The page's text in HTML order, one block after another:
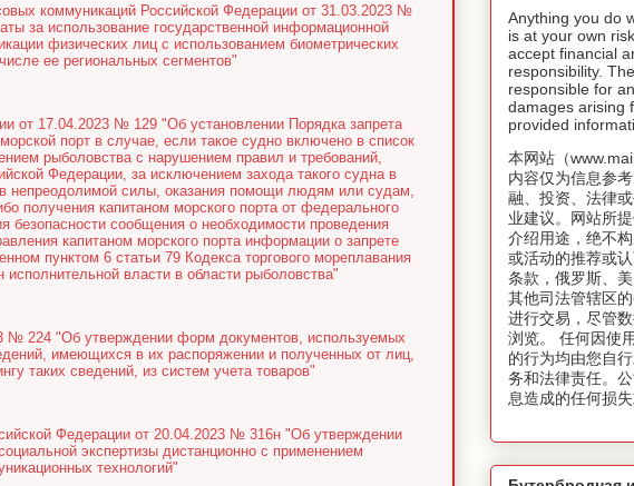
коммуникаций Российской Федерации от 31.03.2023 №
за использование государственной информационной
физических лиц с использованием биометрических
ее региональных сегментов"
от 17.04.2023 № 129 "Об установлении Порядка запрета
порт в случае, если такое судно включено в список
рыболовства с нарушением правил и требований,
Федерации, за исключением захода такого судна в
непреодолимой силы, оказания помощи людям или судам,
получения капитаном морского порта от федерального
безопасности сообщения о необходимости проведения
капитаном морского порта информации о запрете
пунктом 6 статьи 79 Кодекса торгового мореплавания
власти в области рыболовства"
№ 224 "Об утверждении форм документов, используемых
имеющихся в их распоряжении и полученных от лиц,
таких сведений, из систем учета товаров"
Федерации от 20.04.2023 № 316н "Об утверждении
экспертизы дистанционно с применением
технологий"
Anything you do
is at your own
accept financial
responsibility.
responsible for
damages arising
provided
本网站（
内容仅为信息参
融、投资、法律
业建议。网站所
介绍用途，绝不
或活动的推荐或
条款，俄罗斯、
其他司法管辖区
进行交易，尽管
浏览。 任何因使
的行为均由您自
务和法律责任。
息造成的任何损